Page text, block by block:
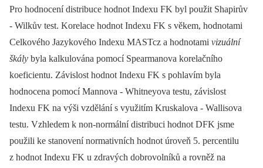
Pro hodnocení distribuce hodnot Indexu FK byl použit Shapirův
‑⁠ Wilkův test. Korelace hodnot Indexu FK s věkem, hodnotami
Celkového Jazykového Indexu MASTcz a hodnotami vizuální
škály byla kalkulována pomocí Spearmanova korelačního
koeficientu. Závislost hodnot Indexu FK s pohlavím byla
hodnocena pomocí Mannova ‑⁠ Whitneyova testu, závislost
Indexu FK na výši vzdělání s využitím Kruskalova ‑⁠ Wallisova
testu. Vzhledem k non‑normální distribuci hodnot DFK jsme
použili ke stanovení normativních hodnot úroveň 5. percentilu
z hodnot Indexu FK u zdravých dobrovolníků a rovněž na